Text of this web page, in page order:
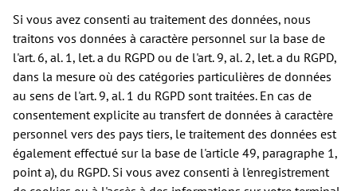
Si vous avez consenti au traitement des données, nous
traitons vos données à caractère personnel sur la base de
l'art. 6, al. 1, let. a du RGPD ou de l'art. 9, al. 2, let. a du RGPD,
dans la mesure où des catégories particulières de données
au sens de l'art. 9, al. 1 du RGPD sont traitées. En cas de
consentement explicite au transfert de données à caractère
personnel vers des pays tiers, le traitement des données est
également effectué sur la base de l'article 49, paragraphe 1,
point a), du RGPD. Si vous avez consenti à l'enregistrement